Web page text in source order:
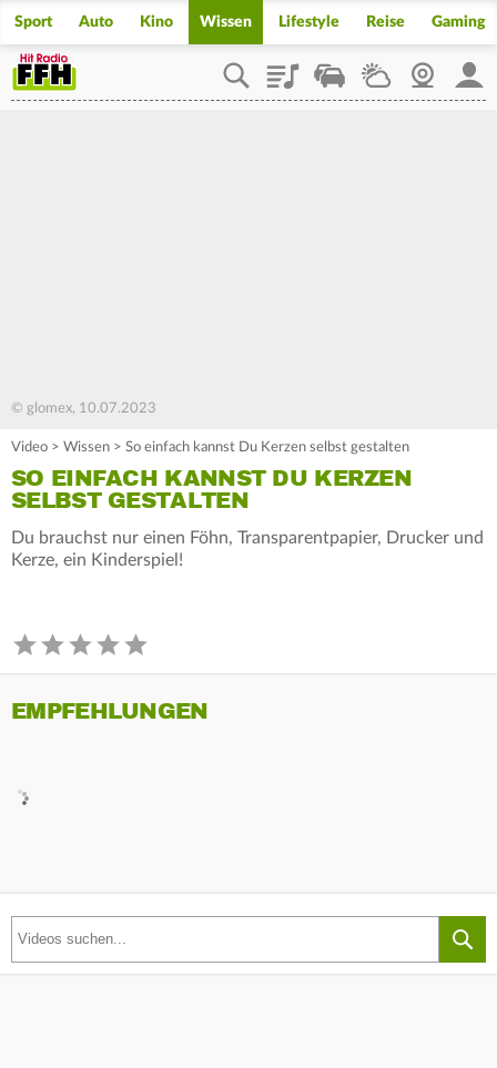
Sport Auto Kino Wissen Lifestyle Reise Gaming
PlaylistStaupilotWetterWebcam
© glomex, 10.07.2023
Video > Wissen > So einfach kannst Du Kerzen selbst gestalten
SO EINFACH KANNST DU KERZEN
SELBST GESTALTEN
Du brauchst nur einen Föhn, Transparentpapier, Drucker und
Kerze, ein Kinderspiel!
EMPFEHLUNGEN